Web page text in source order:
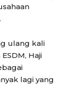
ulang kali
Haji
lagi yang